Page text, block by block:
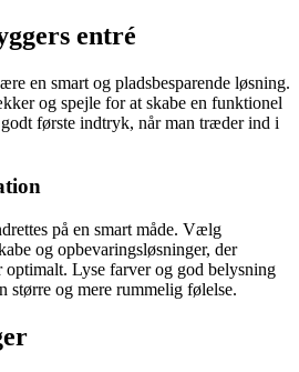
entré
en smart og pladsbesparende løsning.
og spejle for at skabe en funktionel
første indtryk, når man træder ind i
på en smart måde. Vælg
og opbevaringsløsninger, der
optimalt. Lyse farver og god belysning
større og mere rummelig følelse.